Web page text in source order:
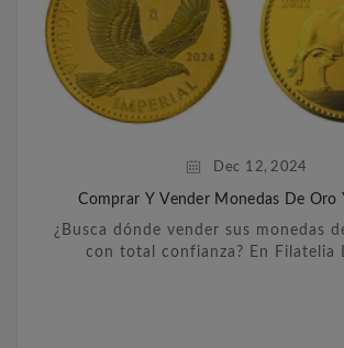
Dec 12, 2024
Comprar Y Vender Monedas De Oro
¿Busca dónde vender sus monedas
con total confianza? En Filatelia